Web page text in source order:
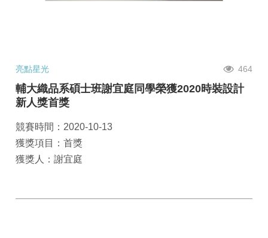
亮點星光 464
輔大織品系碩士班謝宜庭同學榮獲2020時裝設計
新人獎首獎
競賽時間：2020-10-13
獲獎項目：首獎
獲獎人：謝宜庭